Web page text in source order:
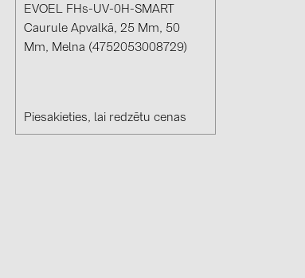
EVOEL FHs-UV-0H-SMART
Caurule Apvalkā, 25 Mm, 50
Mm, Melna (4752053008729)
Piesakieties, lai redzētu cenas